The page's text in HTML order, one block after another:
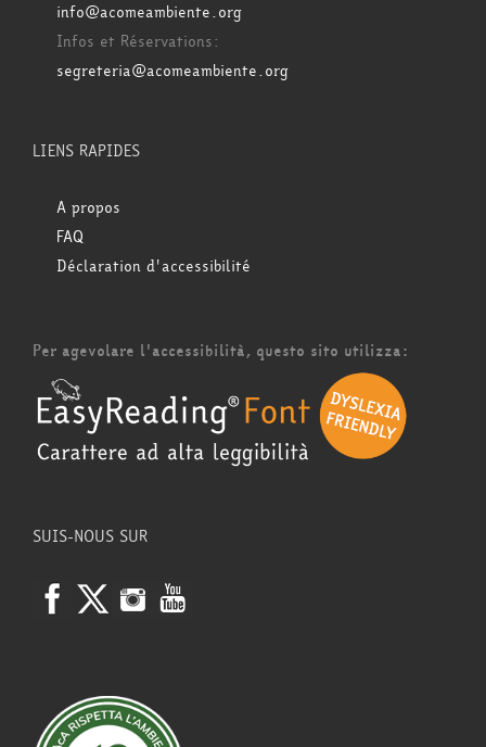
info@acomeambiente.org
Infos et Réservations:
segreteria@acomeambiente.org
LIENS RAPIDES
A propos
FAQ
Déclaration d'accessibilité
Per agevolare l'accessibilità, questo sito utilizza:
SUIS-NOUS SUR